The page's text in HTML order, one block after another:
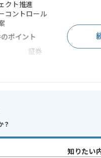
クト推進
コントロール
ポイント
証券
20代活躍中 , 30代活躍
ル
？
知りたい